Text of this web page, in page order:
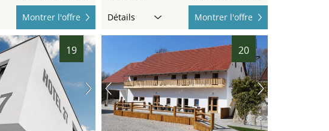
Montrer l'offre Détails Montrer l'offre
19 20